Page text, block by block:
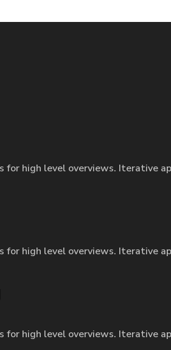
for high level overviews. Iterative
for high level overviews. Iterative
for high level overviews. Iterative